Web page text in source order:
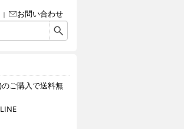
ガラス、彫金、人形、etc.）・額などなど、アート＆クラ
お問い合わせ
ご購入で送料無